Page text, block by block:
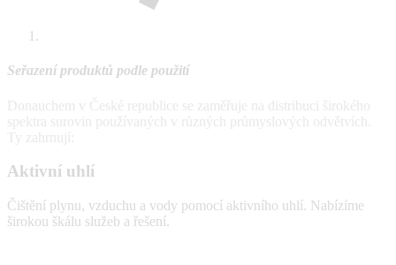
Seřazení produktů podle použití
Donauchem v České republice se zaměřuje na distribuci širokého
spektra surovin používaných v různých průmyslových odvětvích.
Ty zahrnují:
Aktivní uhlí
Čištění plynu, vzduchu a vody pomocí aktivního uhlí. Nabízíme
širokou škálu služeb a řešení.